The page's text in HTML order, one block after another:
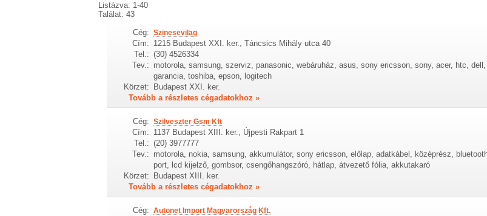
Listázva: 1-40
Találat: 43
Cég: Szinesevilag
Cím: 1215 Budapest XXI. ker., Táncsics Mihály utca 40
Tel.: (30) 4526334
Tev.: motorola, samsung, szerviz, panasonic, webáruház, asus, sony ericsson, sony, acer, htc, dell,
garancia, toshiba, epson, logitech
Körzet: Budapest XXI. ker.
Tovább a részletes cégadatokhoz »
Cég: Szilveszter Gsm Kft
Cím: 1137 Budapest XIII. ker., Újpesti Rakpart 1
Tel.: (20) 3977777
Tev.: motorola, nokia, samsung, akkumulátor, sony ericsson, előlap, adatkábel, középrész,
port, lcd kijelző, gombsor, csengőhangszóró, hátlap, átvezető fólia, akkutakaró
Körzet:
Budapest XIII. ker.
Tovább a részletes cégadatokhoz »
Cég: Autonet Import Magyarország Kft.